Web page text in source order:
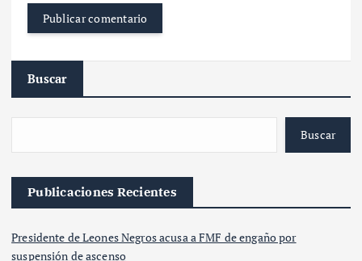
Buscar
Buscar
Publicaciones Recientes
Presidente de Leones Negros acusa a FMF de engaño por
suspensión de ascenso